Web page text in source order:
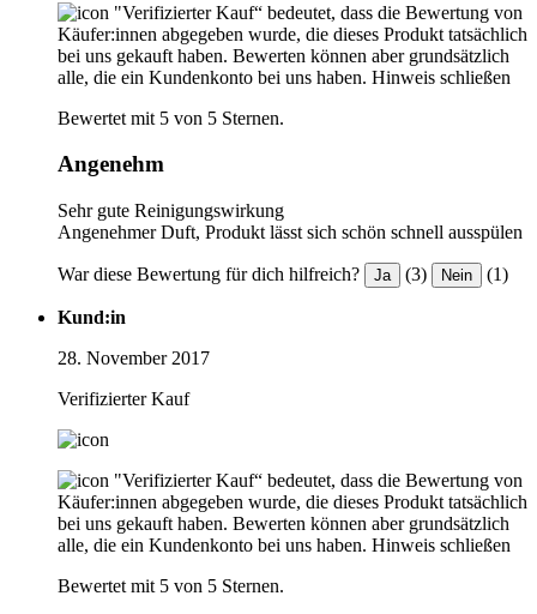
"Verifizierter Kauf“ bedeutet, dass die Bewertung von
Käufer:innen abgegeben wurde, die dieses Produkt tatsächlich
bei uns gekauft haben. Bewerten können aber grundsätzlich
alle, die ein Kundenkonto bei uns haben. Hinweis schließen
Bewertet mit 5 von 5 Sternen.
Angenehm
Sehr gute Reinigungswirkung
Angenehmer Duft, Produkt lässt sich schön schnell ausspülen
War diese Bewertung für dich hilfreich? Ja (3) Nein (1)
Kund:in
28. November 2017
Verifizierter Kauf
"Verifizierter Kauf“ bedeutet, dass die Bewertung von
Käufer:innen abgegeben wurde, die dieses Produkt tatsächlich
bei uns gekauft haben. Bewerten können aber grundsätzlich
alle, die ein Kundenkonto bei uns haben. Hinweis schließen
Bewertet mit 5 von 5 Sternen.